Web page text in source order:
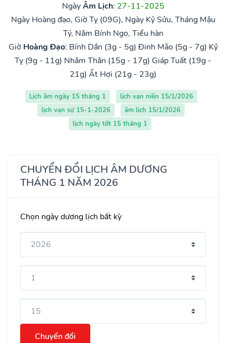
NgàyÂm Lịch: 27-11-2025
Ngày Hoàng đạo, Giờ Tỵ (09G), Ngày Kỷ Sửu, Tháng Mậu
Tý, Năm Bính Ngọ, Tiểu hàn
Giờ Hoàng Đạo: Bính Dần (3g - 5g) Đinh Mão (5g - 7g) Kỷ
Tỵ (9g - 11g) Nhâm Thân (15g - 17g) Giáp Tuất (19g -
21g) Ất Hợi (21g - 23g)
Lịch âm ngày 15 tháng 1
lịch vạn niên 15/1/2026
lịch vạn sự 15-1-2026
âm lịch 15/1/2026
lịch ngày tốt 15 tháng 1
CHUYỂN ĐỔI LỊCH ÂM DƯƠNG
THÁNG 1 NĂM 2026
Chọn ngày dương lịch bất kỳ
Chuyển đổi